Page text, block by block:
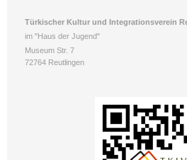
Türkischer Kultur und Integrationsverein
im "Haus der Jugend"
Museum Str. 7
72764 Reutlingen